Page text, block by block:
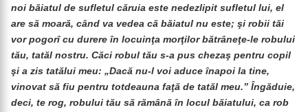
noi băiatul de sufletul căruia este nedezlipit sufletul lui, el
are să moară, când va vedea că băiatul nu este; şi robii tăi
vor pogorî cu durere în locuinţa morţilor bătrâneţe-le robului
tău, tatăl nostru. Căci robul tău s-a pus chezaş pentru copil
şi a zis tatălui meu: „Dacă nu-l voi aduce înapoi la tine,
vinovat să fiu pentru totdeauna faţă de tatăl meu.” Îngăduie,
deci, te rog, robului tău să rămână în locul băiatului, ca rob